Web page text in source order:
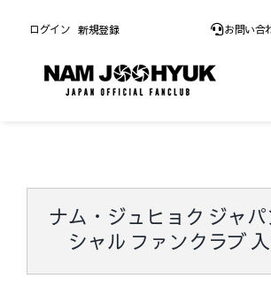
content
ログイン 新規登録 お問い合
ナム・ジュヒョク ジャパ
シャル ファンクラブ